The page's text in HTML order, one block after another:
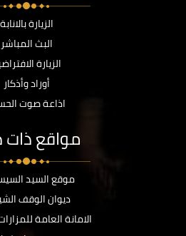
الزيارة بالانابة
البث المباشر
الزيارة
أوراد وأذكار
اذاعة صوت
مواقع
موقع السيد
ديوان الوقف
الامانة العامة